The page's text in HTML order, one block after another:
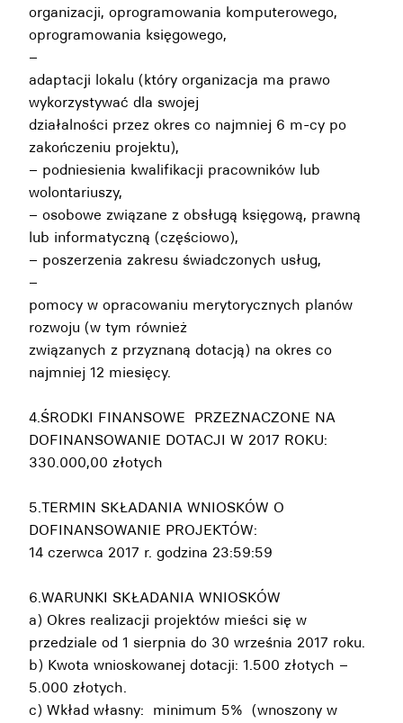
organizacji, oprogramowania komputerowego,
oprogramowania księgowego,
–
adaptacji lokalu (który organizacja ma prawo
wykorzystywać dla swojej
działalności przez okres co najmniej 6 m-cy po
zakończeniu projektu),
– podniesienia kwalifikacji pracowników lub
wolontariuszy,
– osobowe związane z obsługą księgową, prawną
lub informatyczną (częściowo),
– poszerzenia zakresu świadczonych usług,
–
pomocy w opracowaniu merytorycznych planów
rozwoju (w tym również
związanych z przyznaną dotacją) na okres co
najmniej 12 miesięcy.
4.ŚRODKI FINANSOWE PRZEZNACZONE NA
DOFINANSOWANIE DOTACJI W 2017 ROKU:
330.000,00 złotych
5.TERMIN SKŁADANIA WNIOSKÓW O
DOFINANSOWANIE PROJEKTÓW:
14 czerwca 2017 r. godzina 23:59:59
6.WARUNKI SKŁADANIA WNIOSKÓW
a) Okres realizacji projektów mieści się w
przedziale od 1 sierpnia do 30 września 2017 roku.
b) Kwota wnioskowanej dotacji: 1.500 złotych –
5.000 złotych.
c) Wkład własny: minimum 5% (wnoszony w